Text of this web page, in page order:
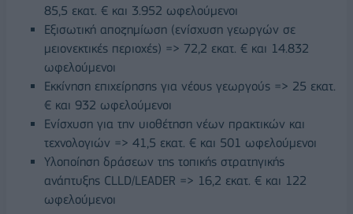
85,5 εκατ. € και 3.952 ωφελούμενοι
Εξισωτική αποζημίωση (ενίσχυση γεωργών σε
μειονεκτικές περιοχές) => 72,2 εκατ. € και 14.832
ωφελούμενοι
Εκκίνηση επιχείρησης για νέους γεωργούς => 25 εκατ.
€ και 932 ωφελούμενοι
Ενίσχυση για την υιοθέτηση νέων πρακτικών και
τεχνολογιών => 41,5 εκατ. € και 501 ωφελούμενοι
Υλοποίηση δράσεων της τοπικής στρατηγικής
ανάπτυξης CLLD/LEADER => 16,2 εκατ. € και 122
ωφελούμενοι